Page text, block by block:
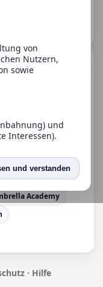
fremden Welt
Fußball spielen
Terraria
Experience
Academy
von
Nutzern,
sowie
und
Interessen).
soweit dies für
gesetzliche
gesetzliche
und verstanden
· Hilfe